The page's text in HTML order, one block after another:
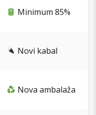
Minimum 85%
Novi kabal
Nova ambalaža